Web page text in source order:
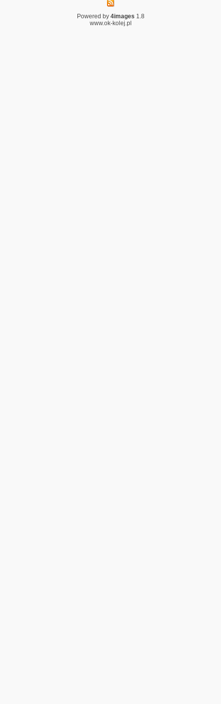
Powered by 4images 1.8
www.ok-kolej.pl